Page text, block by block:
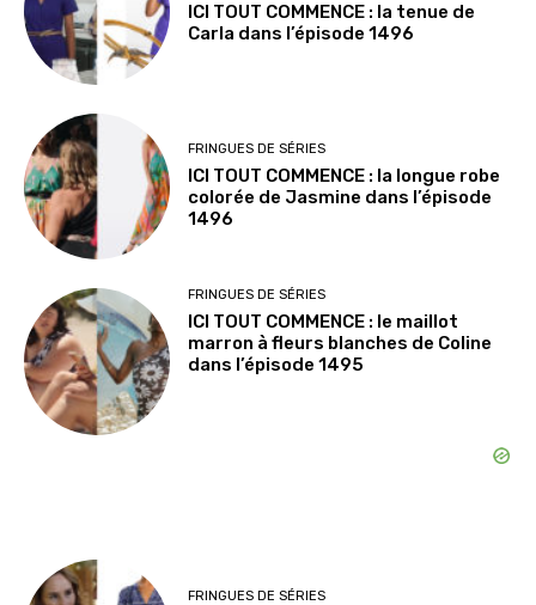
ICI TOUT COMMENCE : la tenue de
Carla dans l’épisode 1496
FRINGUES DE SÉRIES
ICI TOUT COMMENCE : la longue robe
colorée de Jasmine dans l’épisode
1496
FRINGUES DE SÉRIES
ICI TOUT COMMENCE : le maillot
marron à fleurs blanches de Coline
dans l’épisode 1495
FRINGUES DE SÉRIES